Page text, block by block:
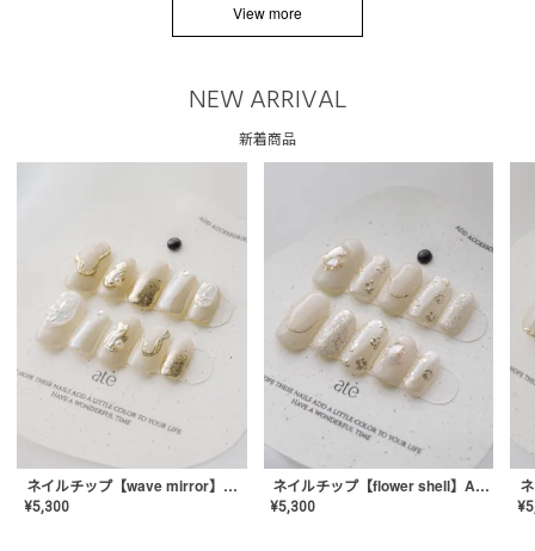
View more
NEW ARRIVAL
新着商品
ネイルチップ【wave mirror】AE-CONA-04
¥5,300
ネイルチップ【flower shell】AE-CONA-03
¥5,300 ¥